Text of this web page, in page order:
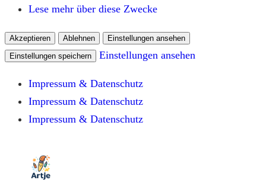
Lese mehr über diese Zwecke
Akzeptieren Ablehnen
Einstellungen ansehen
Einstellungen speichern
Einstellungen ansehen
Impressum & Datenschutz
Impressum & Datenschutz
Impressum & Datenschutz